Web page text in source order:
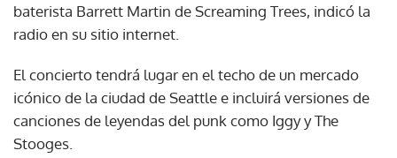
baterista Barrett Martin de Screaming Trees, indicó la
radio en su sitio internet.
El concierto tendrá lugar en el techo de un mercado
icónico de la ciudad de Seattle e incluirá versiones de
canciones de leyendas del punk como Iggy y The
Stooges.